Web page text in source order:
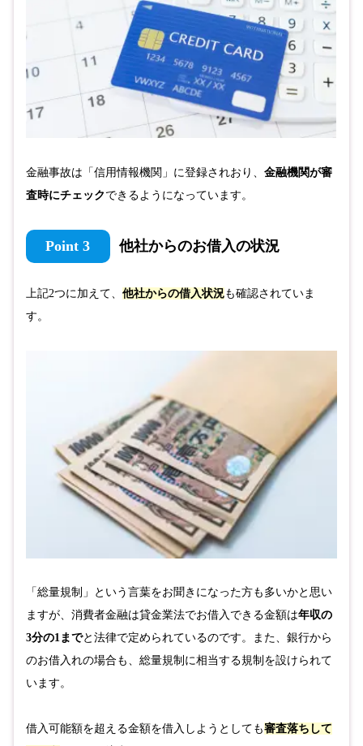
金融事故は「信用情報機関」に登録されおり、 金融機関が審
査時にチェック できるようになっています。
Point 3 他社からのお借入の状況
上記2つに加えて、 他社からの借入状況も確認されていま
す。
「総量規制」という言葉をお聞きになった方も多いかと思い
ますが、消費者金融は貸金業法でお借入できる金額は年収の
3分の1までと法律で定められているのです。また、銀行から
のお借入れの場合も、総量規制に相当する規制を設けられて
います。
借入可能額を超える金額を借入しようとしても審査落ちして